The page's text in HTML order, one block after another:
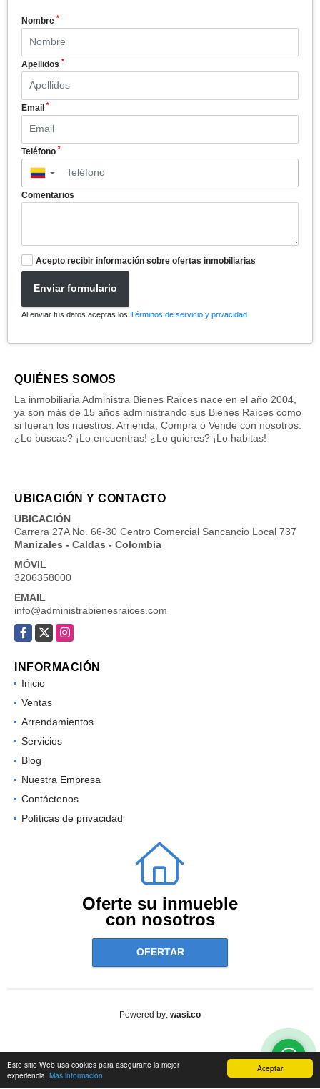
Aceptar
Este sitio Web usa cookies para asegurarte la mejor
experiencia. Más información
Nombre *
Apellidos *
Email *
Teléfono *
▼
Comentarios
Acepto recibir información sobre ofertas inmobiliarias
Enviar formulario
Al enviar tus datos aceptas los Términos de servicio y privacidad
QUIÉNES SOMOS
La inmobiliaria Administra Bienes Raíces nace en el año 2004,
ya son más de 15 años administrando sus Bienes Raíces como
si fueran los nuestros. Arrienda, Compra o Vende con nosotros.
¿Lo buscas? ¡Lo encuentras! ¿Lo quieres? ¡Lo habitas!
UBICACIÓN Y CONTACTO
UBICACIÓN
Carrera 27A No. 66-30 Centro Comercial Sancancio Local 737
Manizales - Caldas - Colombia
MÓVIL
3206358000
EMAIL
info@administrabienesraices.com
Facebook
X Instagram
INFORMACIÓN
Inicio
Ventas
Arrendamientos
Servicios
Blog
Nuestra Empresa
Contáctenos
Políticas de privacidad
Oferte su inmueble
con nosotros
OFERTAR
Powered by: wasi.co